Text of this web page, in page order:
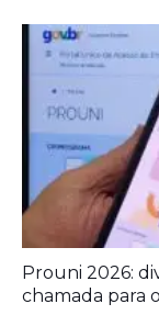
Prouni 2026:
chamada para